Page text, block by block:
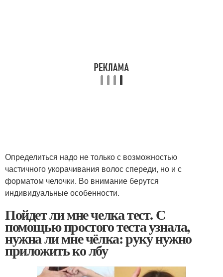
Определиться надо не только с возможностью
частичного укорачивания волос спереди, но и с
форматом челочки. Во внимание берутся
индивидуальные особенности.
Пойдет ли мне челка тест. С
помощью простого теста узнала,
нужна ли мне чёлка: руку нужно
приложить ко лбу